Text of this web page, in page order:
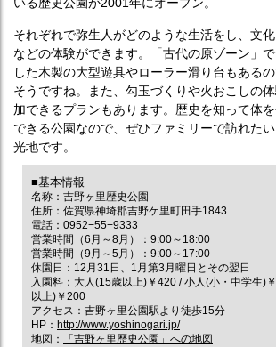
それぞれで弥生人がどのような生活をし、文
などの体験ができます。「古代の原ゾーン」
した木製の大型遊具やローラー滑り台もある
そうですね。また、勾玉づくりや火おこしの
加できるプランもあります。歴史を知って体
できる公園なので、ぜひファミリーで訪れた
光地です。
■基本情報
名称：吉野ヶ里歴史公園
住所：佐賀県神埼郡吉野ケ里町田手1843
電話：0952−55−9333
営業時間（6月～8月）：9:00～18:00
営業時間（9月～5月）：9:00～17:00
休園日：12月31日、1月第3月曜日とその翌日
入園料：大人(15歳以上)￥420 / 小人(小・中学生)
以上)￥200
アクセス：吉野ヶ里公園駅より徒歩15分
HP： http://www.yoshinogari.jp/
地図：
「吉野ヶ里歴史公園」への地図